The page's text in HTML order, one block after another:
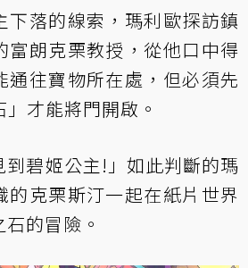
下落的線索，瑪利歐探訪鎮
富朗克栗教授，從他口中得
通往寶物所在處，但必須先
才能將門開啟。
到碧姬公主!」如此判斷的瑪
的克栗斯汀一起在紙片世界
的冒險。